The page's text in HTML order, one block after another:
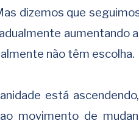
dizemos que
aumentando
não têm escolha.
está
movimento de